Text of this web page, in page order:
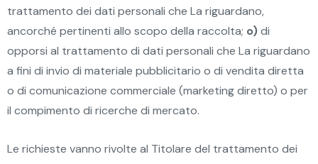
trattamento dei dati personali che La riguardano,
ancorché pertinenti allo scopo della raccolta; o)di
opporsi al trattamento di dati personali che La riguardano
a fini di invio di materiale pubblicitario o di vendita diretta
o di comunicazione commerciale (marketing diretto) o per
il compimento di ricerche di mercato.
Le richieste vanno rivolte al Titolare del trattamento dei